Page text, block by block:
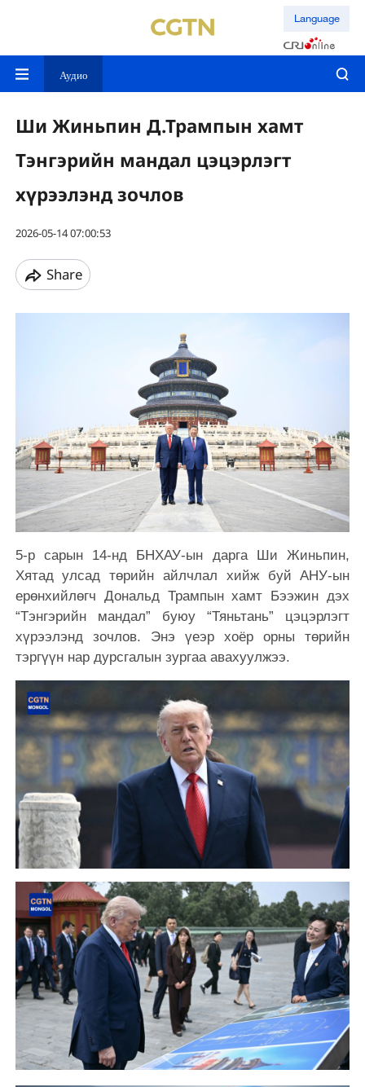
Language
Аудио
Ши Жиньпин Д.Трампын хамт
Тэнгэрийн мандал цэцэрлэгт
хүрээлэнд зочлов
2026-05-14 07:00:53
Share
5-р сарын 14-нд БНХАУ-ын дарга Ши Жиньпин,
Хятад улсад төрийн айлчлал хийж буй АНУ-ын
ерөнхийлөгч Дональд Трампын хамт Бээжин дэх
“Тэнгэрийн мандал” буюу “Тяньтань” цэцэрлэгт
хүрээлэнд зочлов. Энэ үеэр хоёр орны төрийн
тэргүүн нар дурсгалын зургаа авахуулжээ.